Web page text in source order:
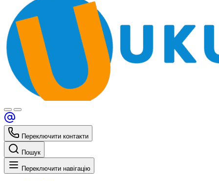
Переключити контакти
Пошук
Переключити навігацію